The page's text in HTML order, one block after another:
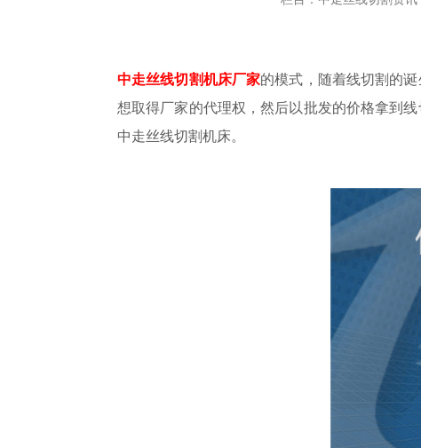
栏目：中走丝线切割资讯
中走丝线切割机床厂家 的模式，随着线切割的
想取得厂家的代理权，然后以批发的价格拿到
中走丝线切割机床。